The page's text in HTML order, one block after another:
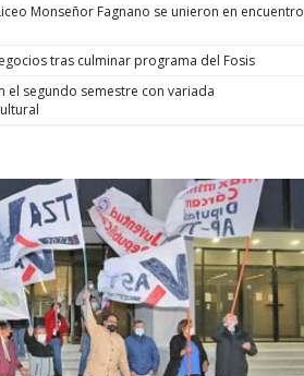
Monseñor Fagnano se unieron en encuentro
tras culminar programa del Fosis
el segundo semestre con variada